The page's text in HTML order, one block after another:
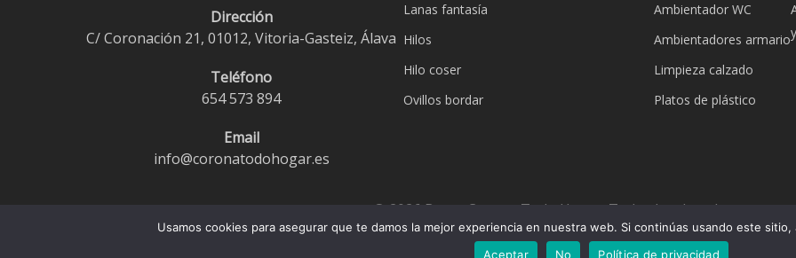
Dirección
C/ Coronación 21, 01012, Vitoria-Gasteiz, Álava
Teléfono
654 573 894
Email
info@coronatodohogar.es
Lanas fantasía
Hilos
Hilo coser
Ovillos bordar
Ambientador WC
Ambientadores armario
Limpieza calzado
Platos de plástico
© 2026 Bazar Corona Todo Hogar. Todos los derechos
Usamos cookies para asegurar que te damos la mejor experiencia en nuestra web. Si continúas usando este
Aceptar
No Política de privacidad